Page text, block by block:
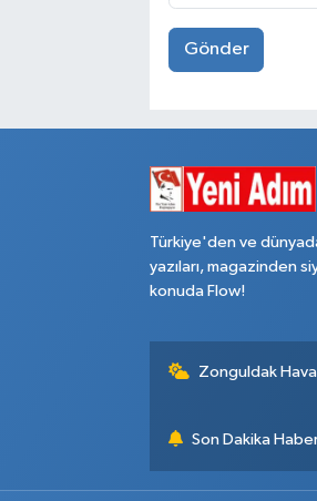
Gönder
Türkiye'den ve
yazıları, magazinden
konuda Flow!
Zonguldak
Son Dakika